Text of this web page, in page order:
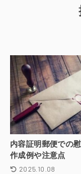
内容証明郵便での慰
作成例や注意点
2025.10.08